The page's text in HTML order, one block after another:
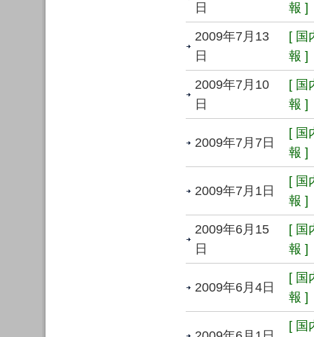
日
報 ]
2009年7月13
日
[ 国
報 ]
2009年7月10
日
[ 国
報 ]
2009年7月7日
[ 国
報 ]
2009年7月1日
[ 国
報 ]
2009年6月15
日
[ 国
報 ]
2009年6月4日
[ 国
報 ]
[ 国